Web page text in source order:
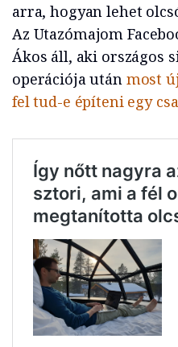
arra, hogyan lehet
Az Utazómajom
Ákos áll, aki országos
operációja után most
fel tud-e építeni egy